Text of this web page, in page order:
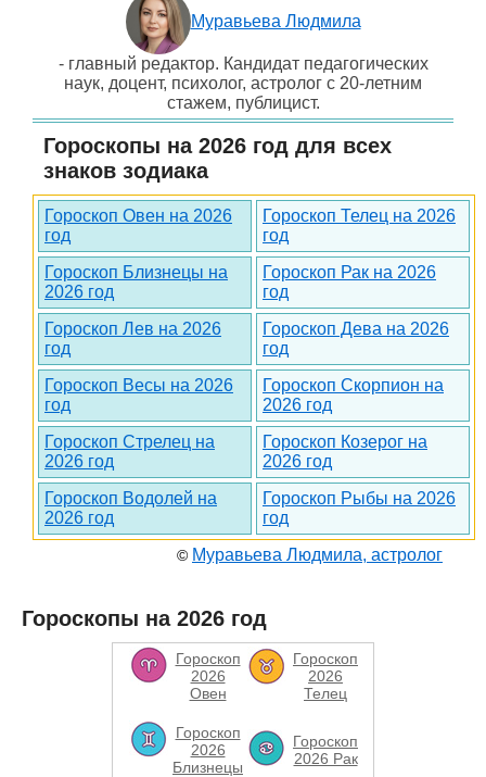
Муравьева Людмила
- главный редактор. Кандидат педагогических
наук, доцент, психолог, астролог с 20-летним
стажем, публицист.
Гороскопы на 2026 год для всех
знаков зодиака
Гороскоп Овен на 2026
год
Гороскоп Телец на 2026
год
Гороскоп Близнецы на
2026 год
Гороскоп Рак на 2026
год
Гороскоп Лев на 2026
год
Гороскоп Дева на 2026
год
Гороскоп Весы на 2026
год
Гороскоп Скорпион на
2026 год
Гороскоп Стрелец на
2026 год
Гороскоп Козерог на
2026 год
Гороскоп Водолей на
2026 год
Гороскоп Рыбы на 2026
год
© Муравьева Людмила, астролог
Гороскопы на 2026 год
Гороскоп
2026
Овен
Гороскоп
2026
Телец
Гороскоп
2026
Близнецы
Гороскоп
2026 Рак